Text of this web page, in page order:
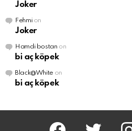
Joker
Fehmi on
Joker
Hamdi bostan on
bi aç köpek
Black@White on
bi aç köpek
facebook twitter